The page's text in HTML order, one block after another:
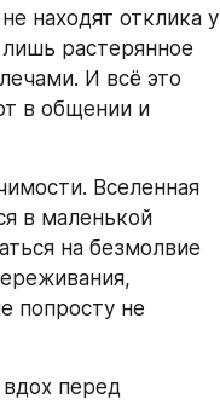
находят отклика у
растерянное
И всё это
в общении и
Вселенная
в маленькой
на безмолвие
попросту не
перед